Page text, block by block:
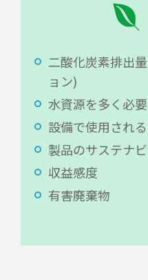
二酸化炭素排出
ョン)
水資源を多く必
設備で使用され
製品のサステナ
収益感度
有害廃棄物